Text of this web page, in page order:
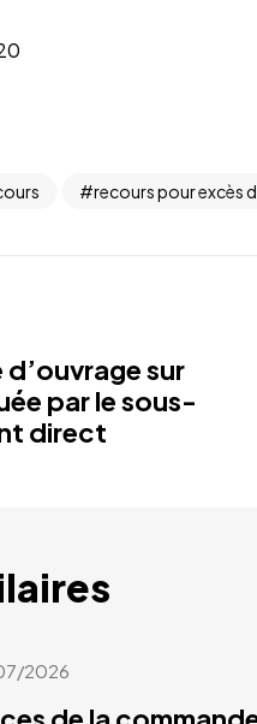
recours pour excès
sur
par le sous-
direct
2026